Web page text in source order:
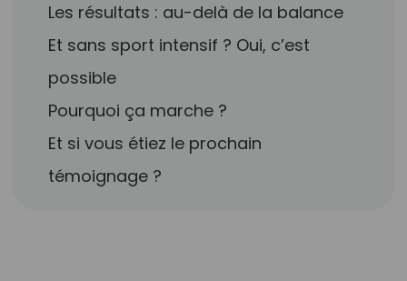
Les résultats : au-delà de la balance
Et sans sport intensif ? Oui, c’est
possible
Pourquoi ça marche ?
Et si vous étiez le prochain
témoignage ?